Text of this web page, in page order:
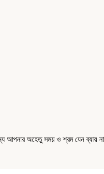
আপনার অহেতু সময় ও শ্রম যেন ব্যায়